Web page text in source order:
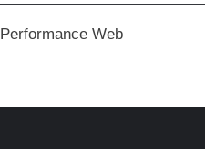
Performance Web